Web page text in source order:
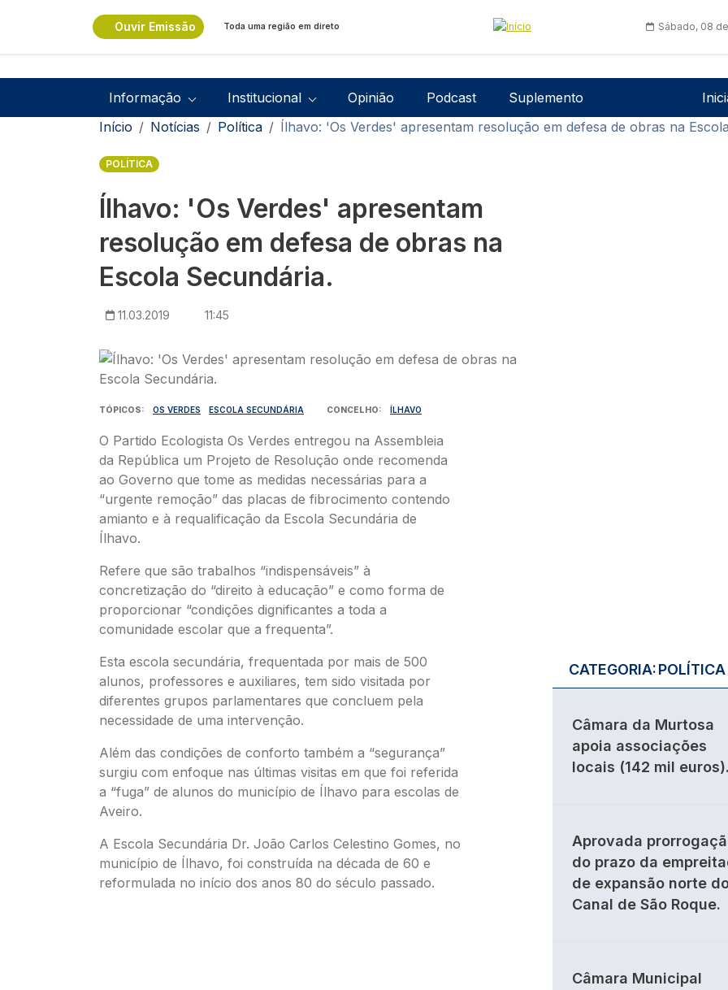
Ouvir Emissão Toda uma região em direto Sábado, 08
Navegação principal
Informação Institucional Opinião Podcast Suplemento
Navegação estrutural
Início Notícias Política Ílhavo: 'Os Verdes' apresentam resolução em defesa de obras na
POLÍTICA
Ílhavo: 'Os Verdes' apresentam
resolução em defesa de obras na
Escola Secundária.
11.03.2019 11:45
Imagem
TÓPICOS OS VERDES ESCOLA SECUNDÁRIA CONCELHO ÍLHAVO
O Partido Ecologista Os Verdes entregou na Assembleia
da República um Projeto de Resolução onde recomenda
ao Governo que tome as medidas necessárias para a
“urgente remoção” das placas de fibrocimento contendo
amianto e à requalificação da Escola Secundária de
Ílhavo.
Refere que são trabalhos “indispensáveis” à
concretização do “direito à educação” e como forma de
proporcionar “condições dignificantes a toda a
comunidade escolar que a frequenta”.
Esta escola secundária, frequentada por mais de 500
alunos, professores e auxiliares, tem sido visitada por
diferentes grupos parlamentares que concluem pela
necessidade de uma intervenção.
Além das condições de conforto também a “segurança”
surgiu com enfoque nas últimas visitas em que foi referida
a “fuga” de alunos do município de Ílhavo para escolas de
Aveiro.
A Escola Secundária Dr. João Carlos Celestino Gomes, no
município de Ílhavo, foi construída na década de 60 e
reformulada no início dos anos 80 do século passado.
CATEGORIA:POLÍTICA
Câmara da Murtosa
apoia associações
locais (142 mil euros).
Aprovada
do prazo da
de expansão norte
Canal de São Roque.
Câmara Municipal